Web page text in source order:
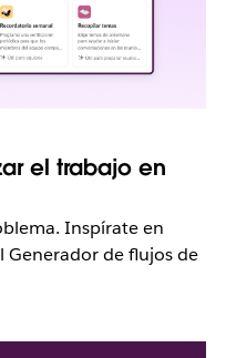
el trabajo en
Inspírate en
Generador de flujos de